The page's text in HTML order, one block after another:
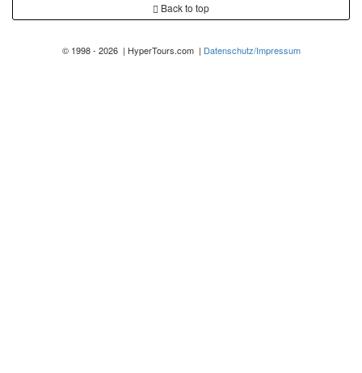
Back to top
© 1998 - 2026 | HyperTours.com | Datenschutz/Impressum